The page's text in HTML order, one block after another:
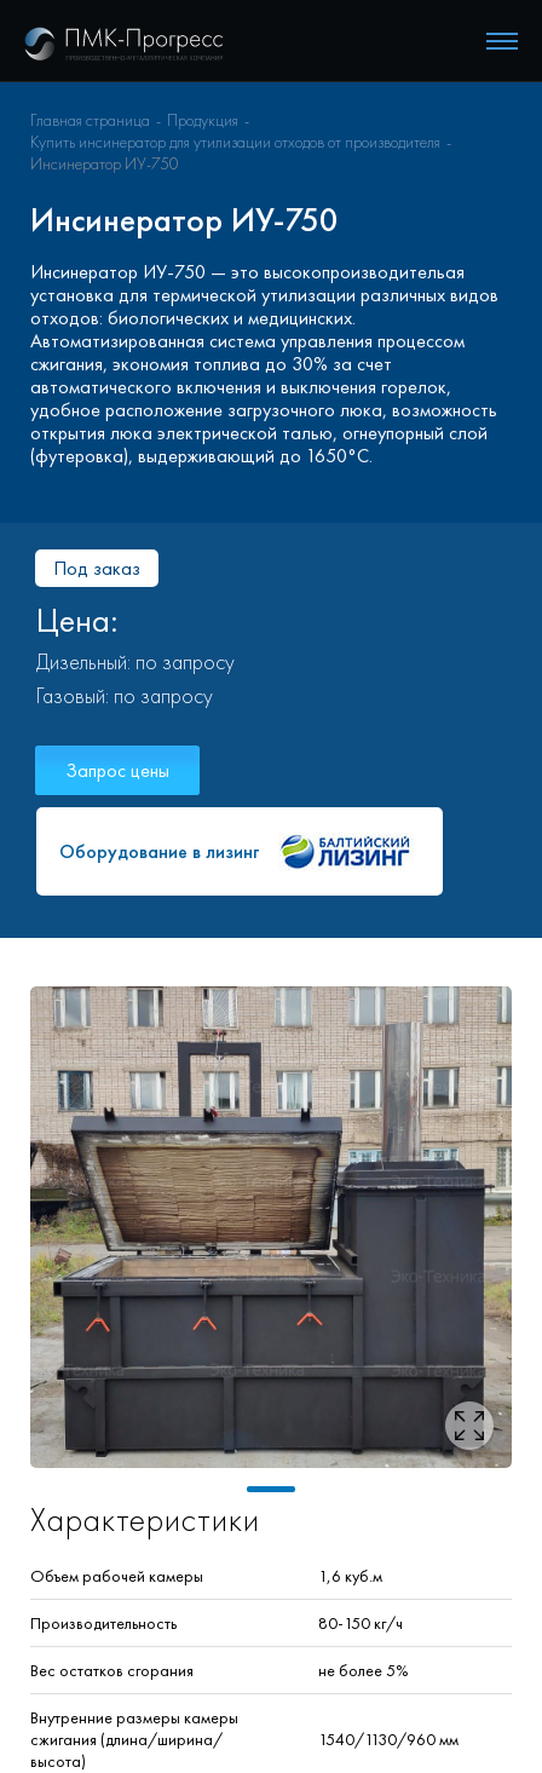
Главная страница
Продукция
Купить инсинератор для утилизации отходов от производителя
Инсинератор ИУ-750
Инсинератор ИУ-750
Инсинератор ИУ-750 — это высокопроизводительая
установка для термической утилизации различных видов
отходов: биологических и медицинских.
Автоматизированная система управления процессом
сжигания, экономия топлива до 30% за счет
автоматического включения и выключения горелок,
удобное расположение загрузочного люка, возможность
открытия люка электрической талью, огнеупорный слой
(футеровка), выдерживающий до 1650°C.
Под заказ
Цена:
Дизельный: по запросу
Газовый: по запросу
Запрос цены
Оборудование в лизинг
Характеристики
Объем рабочей камеры 1,6 куб.м
Производительность 80-150кг/ч
Вес остатков сгорания не более 5%
Внутренние размеры камеры
сжигания (длина/ширина/
высота)
1540/1130/960мм